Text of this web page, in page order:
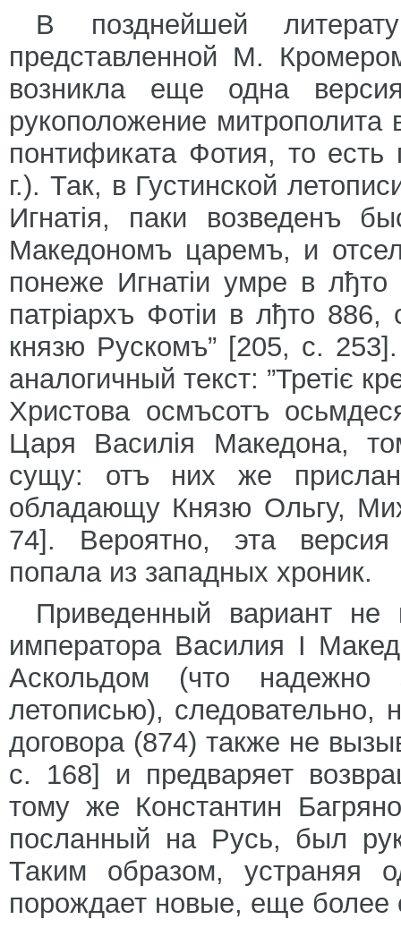
В позднейшей
представленной М.
возникла еще одна
рукоположение митрополита
понтификата Фотия, то есть
г.). Так, в Густинской
Игнатiя, паки возведенъ
Македономъ царемъ, и
понеже Игнатiи умре в
патрiархъ Фотiи в лђто
князю Рускомъ” [205, с.
аналогичный текст: ”Третiє
Христова осмъсотъ
Царя Василiя Македона,
сущу: отъ них же
обладающу Князю Ольгу,
74]. Вероятно, эта версия
попала из западных хроник.
Приведенный вариант не
императора Василия I
Аскольдом (что надежно
летописью), следовательно,
договора (874) также не
с. 168] и предваряет
тому же Константин
посланный на Русь, был
Таким образом, устраняя
порождает новые, еще